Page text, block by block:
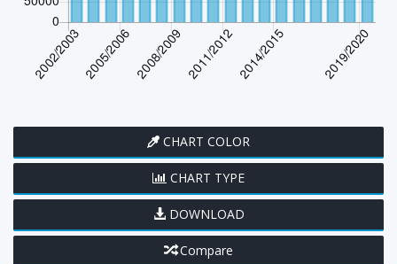
CHART COLOR
CHART TYPE
DOWNLOAD
Compare